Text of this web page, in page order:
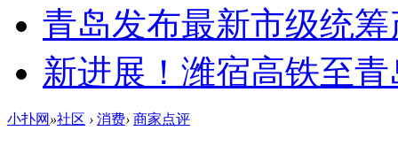
青岛发布最新市级统
新进展！潍宿高铁至
小扑网 »社区 › 消费› 商家点评